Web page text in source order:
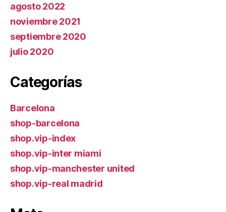
agosto 2022
noviembre 2021
septiembre 2020
julio 2020
Categorías
Barcelona
shop-barcelona
shop.vip-index
shop.vip-inter miami
shop.vip-manchester united
shop.vip-real madrid